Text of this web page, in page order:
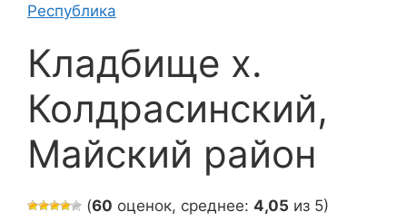
Республика
Кладбище х.
Колдрасинский,
Майский район
(60 оценок, среднее: 4,05 из 5)